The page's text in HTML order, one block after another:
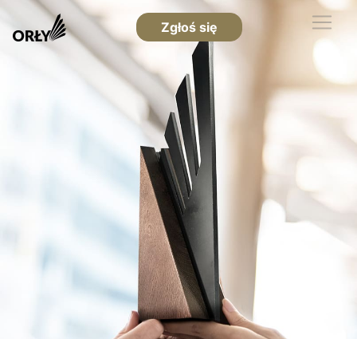
Zgłoś się